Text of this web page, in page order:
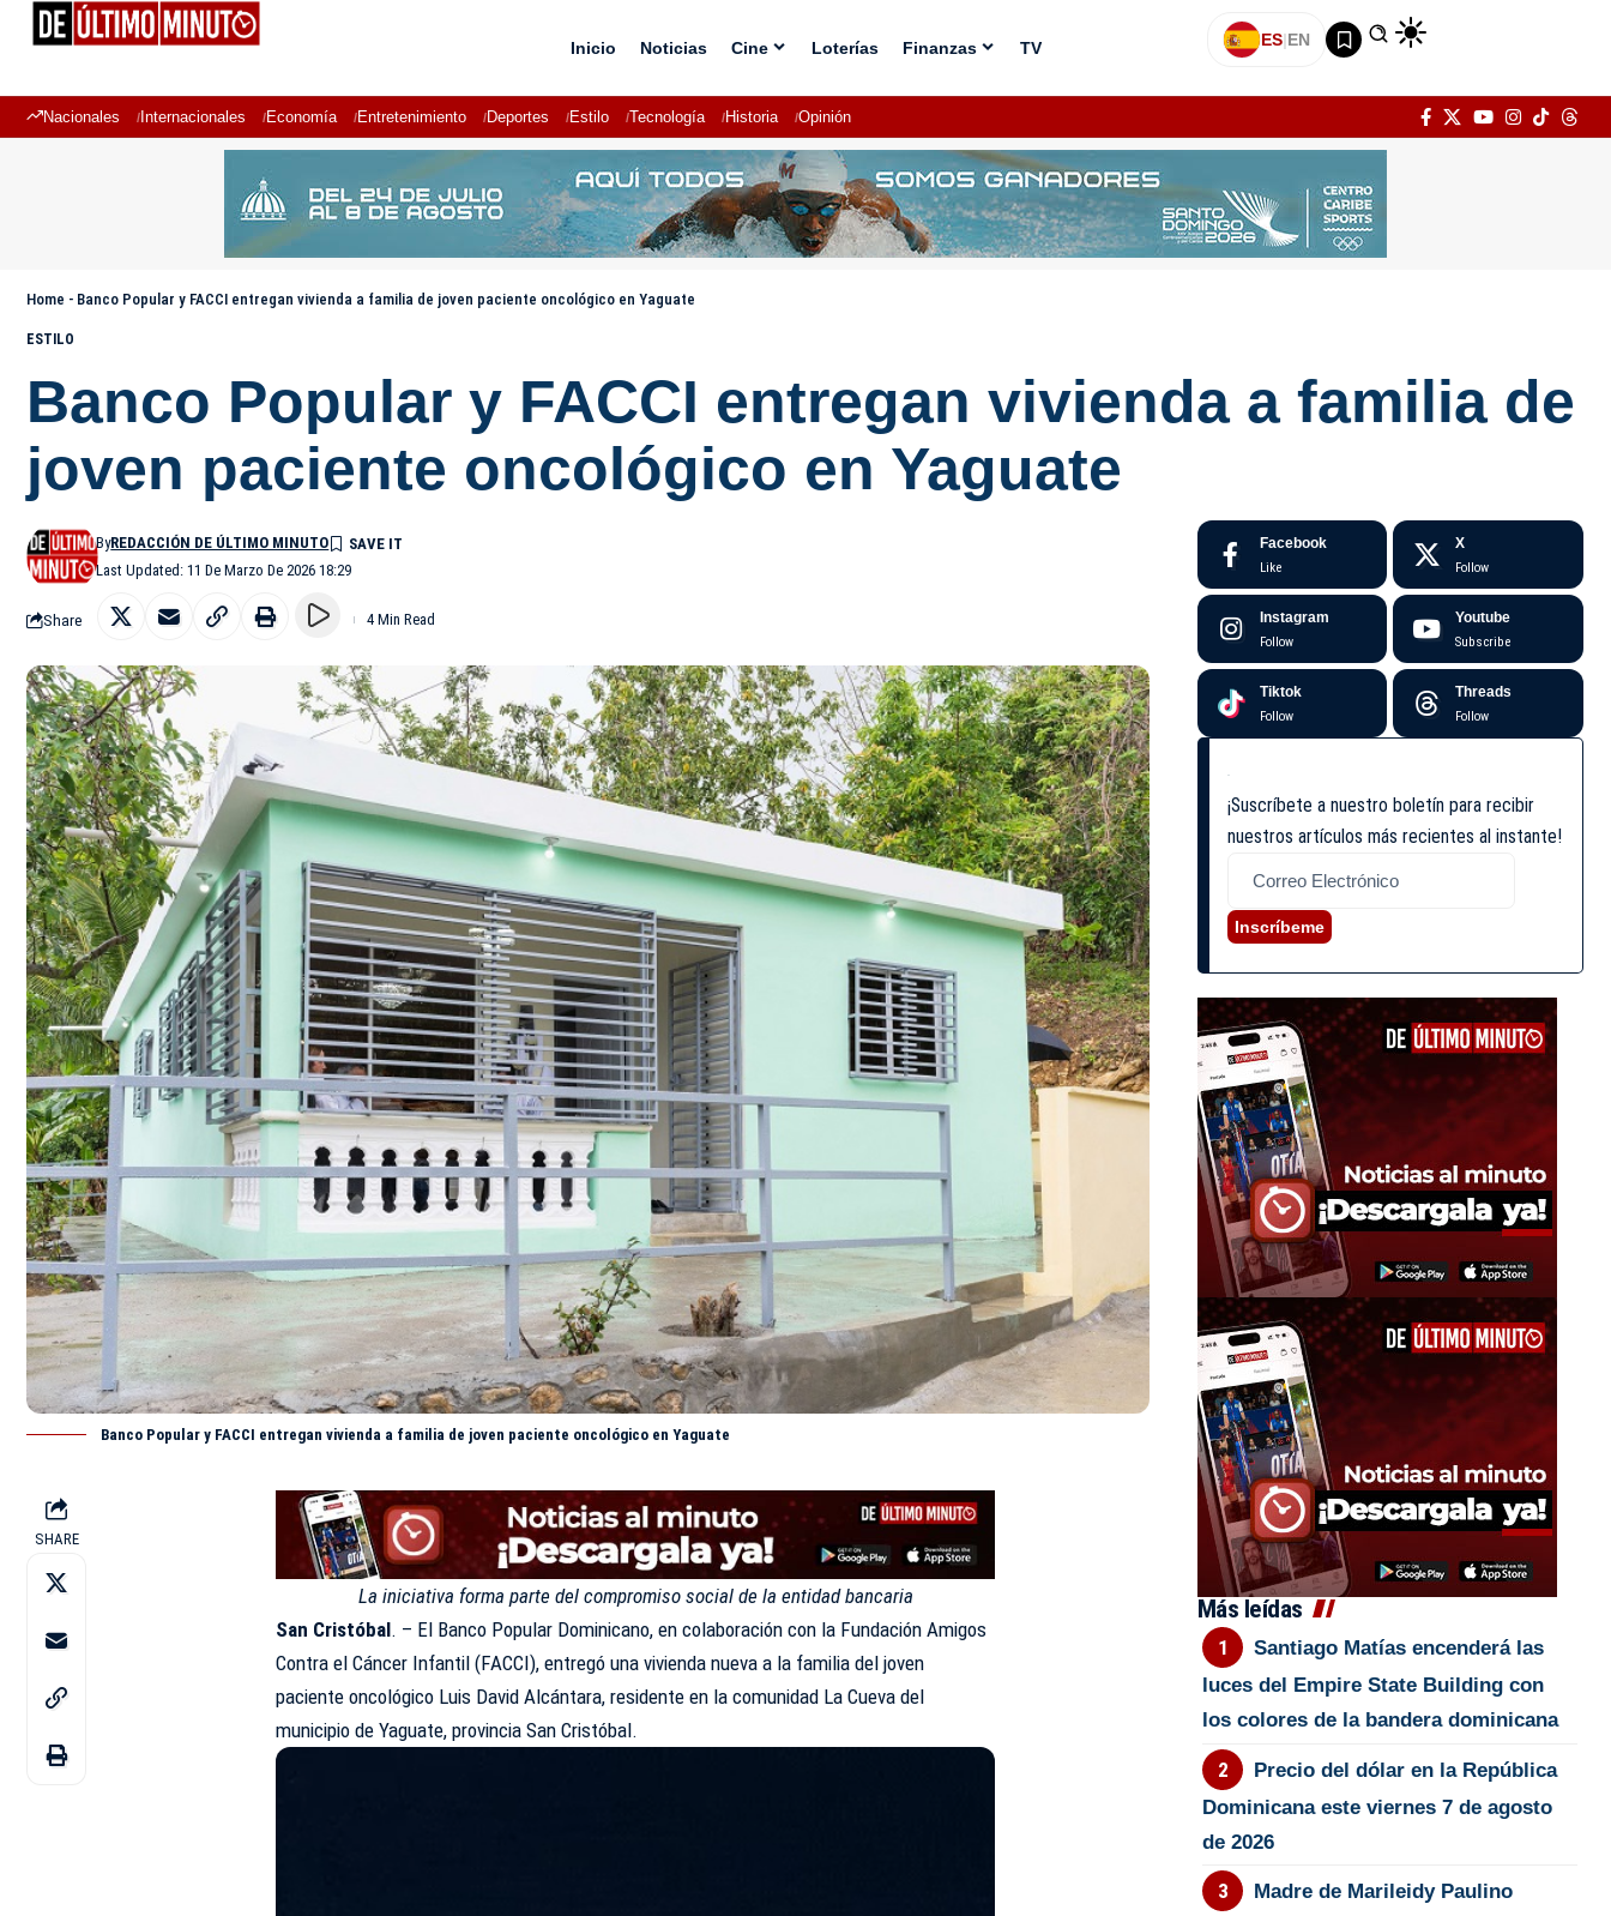
Inicio Noticias Cine Loterías Finanzas TV ES|EN
Nacionales Internacionales Economía Entretenimiento Deportes Estilo Tecnología Historia Opinión
Home - Banco Popular y FACCI entregan vivienda a familia de joven paciente oncológico en Yaguate
ESTILO
Banco Popular y FACCI entregan vivienda a familia de
joven paciente oncológico en Yaguate
Last Updated: 11 De Marzo De 2026 18:29
ByREDACCIÓN DE ÚLTIMO MINUTO
Share 4 Min Read
Banco Popular y FACCI entregan vivienda a familia de joven paciente oncológico en Yaguate
SHARE
La iniciativa forma parte del compromiso social de la entidad bancaria
San Cristóbal. – El Banco Popular Dominicano, en colaboración con la Fundación Amigos
Contra el Cáncer Infantil (FACCI), entregó una vivienda nueva a la familia del joven
paciente oncológico Luis David Alcántara, residente en la comunidad La Cueva del
municipio de Yaguate, provincia San Cristóbal.
Facebook
Like
X
Follow
Instagram
Follow
Youtube
Subscribe
Tiktok
Follow
Threads
Follow
¡Suscríbete a nuestro boletín para recibir
nuestros artículos más recientes al instante!
Inscríbeme
Más leídas
Santiago Matías encenderá las
luces del Empire State Building con
los colores de la bandera dominicana
Precio del dólar en la República
Dominicana este viernes 7 de agosto
de 2026
Madre de Marileidy Paulino